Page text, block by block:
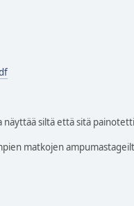
näyttää siltä että sitä
matkojen